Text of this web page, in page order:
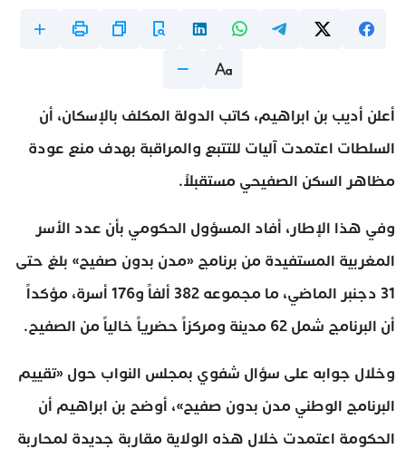
أعلن أديب بن ابراهيم، كاتب الدولة المكلف بالإسكان، أن
السلطات اعتمدت آليات للتتبع والمراقبة بهدف منع عودة
مظاهر السكن الصفيحي مستقبلاً.
وفي هذا الإطار، أفاد المسؤول الحكومي بأن عدد الأسر
المغربية المستفيدة من برنامج «مدن بدون صفيح» بلغ حتى
31 دجنبر الماضي، ما مجموعه 382 ألفاً و176 أسرة، مؤكداً
أن البرنامج شمل 62 مدينة ومركزاً حضرياً خالياً من الصفيح.
وخلال جوابه على سؤال شفوي بمجلس النواب حول «تقييم
البرنامج الوطني مدن بدون صفيح»، أوضح بن ابراهيم أن
الحكومة اعتمدت خلال هذه الولاية مقاربة جديدة لمحاربة